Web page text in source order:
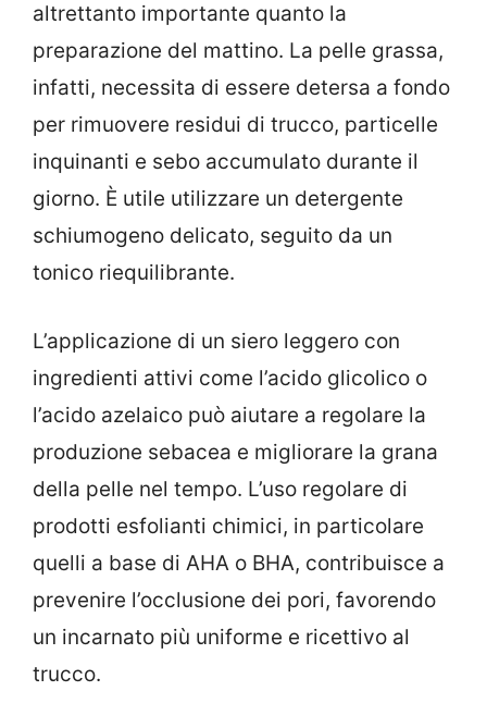
altrettanto importante quanto la
preparazione del mattino. La pelle grassa,
infatti, necessita di essere detersa a fondo
per rimuovere residui di trucco, particelle
inquinanti e sebo accumulato durante il
giorno. È utile utilizzare un detergente
schiumogeno delicato, seguito da un
tonico riequilibrante.
L’applicazione di un siero leggero con
ingredienti attivi come l’acido glicolico o
l’acido azelaico può aiutare a regolare la
produzione sebacea e migliorare la grana
della pelle nel tempo. L’uso regolare di
prodotti esfolianti chimici, in particolare
quelli a base di AHA o BHA, contribuisce a
prevenire l’occlusione dei pori, favorendo
un incarnato più uniforme e ricettivo al
trucco.